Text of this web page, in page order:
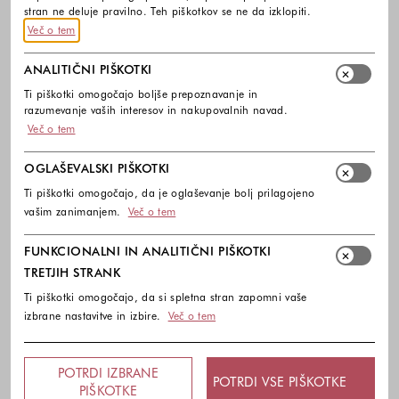
stran ne deluje pravilno. Teh piškotkov se ne da izklopiti.
Več o tem
ANALITIČNI PIŠKOTKI
Ti piškotki omogočajo boljše prepoznavanje in
razumevanje vaših interesov in nakupovalnih navad.
Več o tem
OGLAŠEVALSKI PIŠKOTKI
Ti piškotki omogočajo, da je oglaševanje bolj prilagojeno
vašim zanimanjem.
Več o tem
FUNKCIONALNI IN ANALITIČNI PIŠKOTKI
TRETJIH STRANK
Ti piškotki omogočajo, da si spletna stran zapomni vaše
izbrane nastavitve in izbire.
Več o tem
POTRDI IZBRANE
PIŠKOTKE
POTRDI VSE PIŠKOTKE